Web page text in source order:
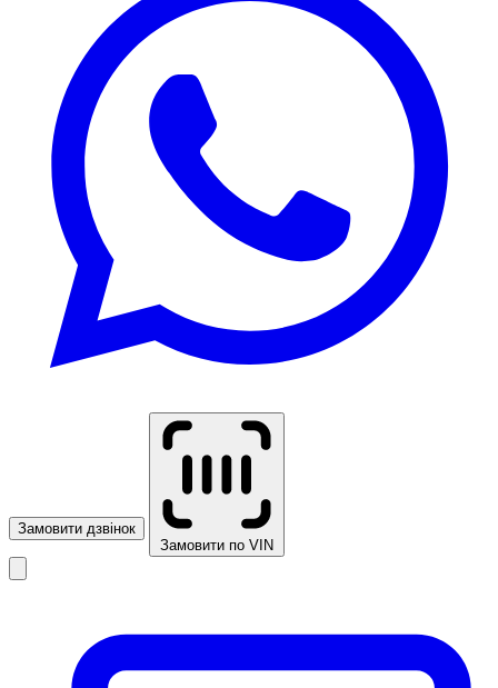
Замовити дзвінок
Замовити по VIN